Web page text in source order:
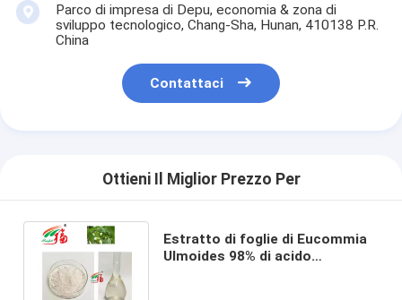
Parco di impresa di Depu, economia & zona di
sviluppo tecnologico, Chang-Sha, Hunan, 410138 P.R.
China
Contattaci
Ottieni Il Miglior Prezzo Per
Estratto di foglie di Eucommia
Ulmoides 98% di acido